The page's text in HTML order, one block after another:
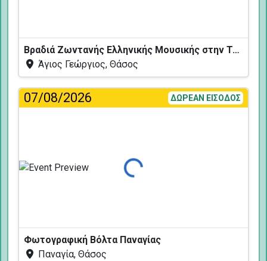
Βραδιά Ζωντανής Ελληνικής Μουσικής στην Ταβέρνα Κελάρι
Άγιος Γεώργιος, Θάσος
07/08/2026 ΔΩΡΕΑΝ ΕΙΣΟΔΟΣ
Φόρτωση...
Φωτογραφική Βόλτα Παναγίας
Παναγία, Θάσος